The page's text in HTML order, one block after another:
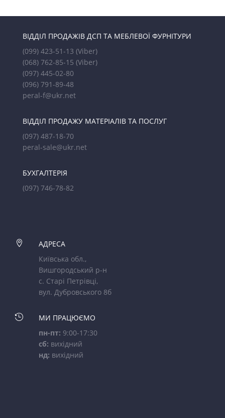
ВІДДІЛ ПРОДАЖІВ ДСП ТА МЕБЛЕВОЇ ФУРНІТУРИ
(099) 423-51-13 (Viber)
(068) 762-85-15 (Viber)
(097) 445-02-80
(096) 791-89-48
peral-f@ukr.net
ВІДДІЛ ПРОДАЖУ МАТЕРІАЛІВ ТА ПОСЛУГ
(097) 487-18-70
peral-sale@ukr.net
БУХГАЛТЕРІЯ
(097) 746-78-82

АДРЕСА
Київська обл.,
Вишгородський р-н
с. Старі Петрівці,
вул. Дубровського 8б

МИ ПРАЦЮЄМО
пн-пт: 9:00-17:30
сб: вихідний
нд: вихідний